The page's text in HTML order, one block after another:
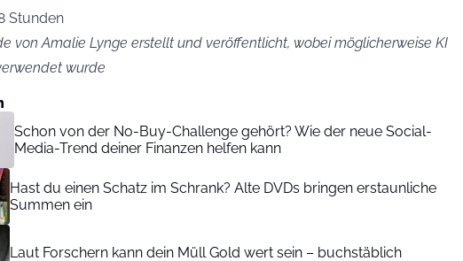
Stunden
von Amalie Lynge erstellt und veröffentlicht, wobei möglicherweise KI
wurde
Schon von der No-Buy-Challenge gehört? Wie der neue Social-
Media-Trend deiner Finanzen helfen kann
Hast du einen Schatz im Schrank? Alte DVDs bringen erstaunliche
Summen ein
Laut Forschern kann dein Müll Gold wert sein – buchstäblich